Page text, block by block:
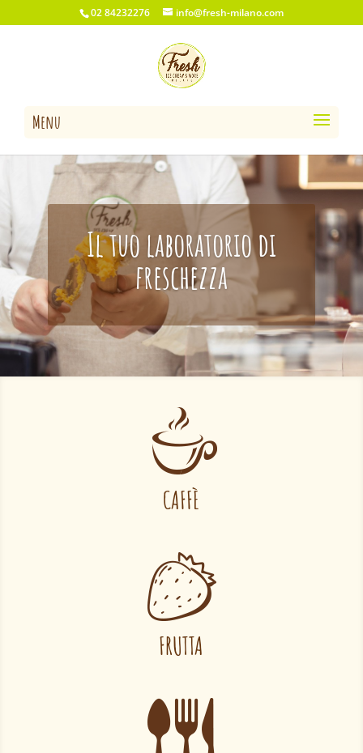
02 84232276 info@fresh-milano.com
Menu
Il tuo laboratorio di
freschezza
CAFFÈ
FRUTTA